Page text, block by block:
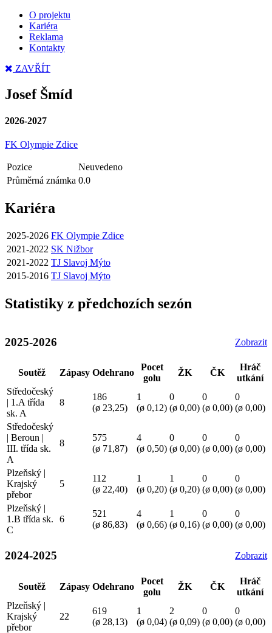
O projektu
Kariéra
Reklama
Kontakty
ZAVŘÍT
Josef Šmíd
2026-2027
FK Olympie Zdice
Pozice
Neuvedeno
Průměrná známka 0.0
Kariéra
2025-2026 FK Olympie Zdice
2021-2022 SK Nižbor
2021-2022 TJ Slavoj Mýto
2015-2016 TJ Slavoj Mýto
Statistiky z předchozích sezón
2025-2026 Zobrazit
Soutěž Zápasy Odehrano
Pocet
golu
ŽK ČK
Hráč
utkání
Středočeský
| 1.A třída
sk. A
8
186
(ø 23,25)
1
(ø 0,12)
0
(ø 0,00)
0
(ø 0,00)
0
(ø 0,00)
Středočeský
| Beroun |
III. třída sk.
A
8
575
(ø 71,87)
4
(ø 0,50)
0
(ø 0,00)
0
(ø 0,00)
0
(ø 0,00)
Plzeňský |
Krajský
přebor
5
112
(ø 22,40)
1
(ø 0,20)
1
(ø 0,20)
0
(ø 0,00)
0
(ø 0,00)
Plzeňský |
1.B třída sk.
C
6
521
(ø 86,83)
4
(ø 0,66)
1
(ø 0,16)
0
(ø 0,00)
0
(ø 0,00)
2024-2025 Zobrazit
Soutěž Zápasy Odehrano
Pocet
golu
ŽK ČK
Hráč
utkání
Plzeňský |
Krajský
přebor
22
619
(ø 28,13)
1
(ø 0,04)
2
(ø 0,09)
0
(ø 0,00)
0
(ø 0,00)